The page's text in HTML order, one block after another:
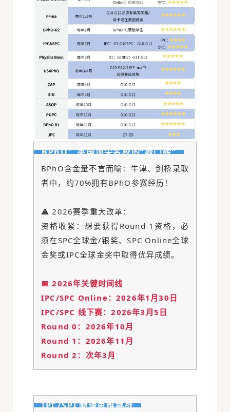
BPhO：英国顶尖名校的“敲门砖”
BPhO含金量不言而喻：牛津、剑桥录取
者中，约70%拥有BPhO参赛经历！
⚠️ 2026赛季重大改革：
资格收紧：想要获得Round 1资格，必
须在SPC全球金/银奖、SPC Online全球
金奖或IPC全球金奖中取得优异成绩。
📅 2026年关键时间线
IPC/SPC Online：2026年1月30日
IPC/SPC 线下赛：2026年3月5日
Round 0：2026年10月
Round 1：2026年11月
Round 2：次年3月
IPC/SPC物理思维挑战